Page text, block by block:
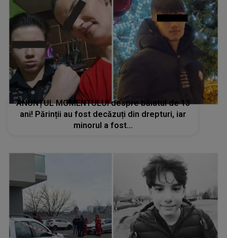
ANUNȚUL MOMENTULUI despre băiatul de 13
ani! Părinții au fost decăzuți din drepturi, iar
minorul a fost...